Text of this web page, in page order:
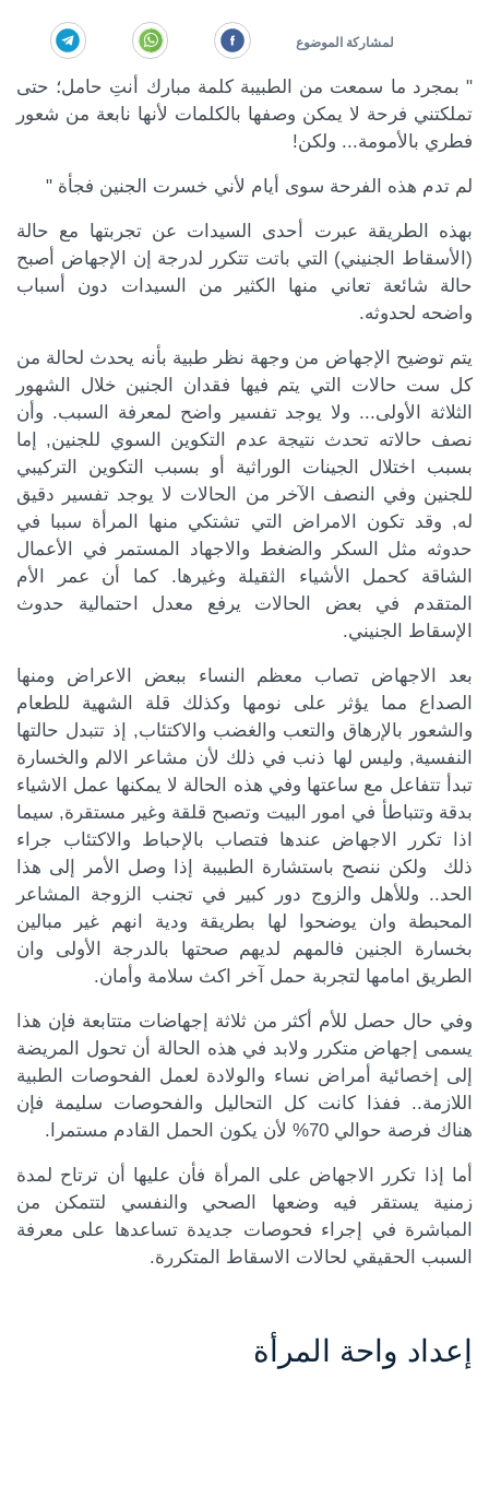
الموضوع
" بمجرد ما سمعت من الطبيبة كلمة مبارك أنتِ حامل؛ حتى
تملكتني فرحة لا يمكن وصفها بالكلمات لأنها نابعة من شعور
فطري بالأمومة... ولكن!
لم تدم هذه الفرحة سوى أيام لأني خسرت الجنين فجأة "
بهذه الطريقة عبرت أحدى السيدات عن تجربتها مع حالة
(الأسقاط الجنيني) التي باتت تتكرر لدرجة إن الإجهاض أصبح
حالة شائعة تعاني منها الكثير من السيدات دون أسباب
واضحه لحدوثه.
يتم توضيح الإجهاض من وجهة نظر طبية بأنه يحدث لحالة من
كل ست حالات التي يتم فيها فقدان الجنين خلال الشهور
الثلاثة الأولى... ولا يوجد تفسير واضح لمعرفة السبب. وأن
نصف حالاته تحدث نتيجة عدم التكوين السوي للجنين, إما
بسبب اختلال الجينات الوراثية أو بسبب التكوين التركيبي
للجنين وفي النصف الآخر من الحالات لا يوجد تفسير دقيق
له, وقد تكون الامراض التي تشتكي منها المرأة سببا في
حدوثه مثل السكر والضغط والاجهاد المستمر في الأعمال
الشاقة كحمل الأشياء الثقيلة وغيرها. كما أن عمر الأم
المتقدم في بعض الحالات يرفع معدل احتمالية حدوث
الإسقاط الجنيني.
بعد الاجهاض تصاب معظم النساء ببعض الاعراض ومنها
الصداع مما يؤثر على نومها وكذلك قلة الشهية للطعام
والشعور بالإرهاق والتعب والغضب والاكتئاب, إذ تتبدل حالتها
النفسية, وليس لها ذنب في ذلك لأن مشاعر الالم والخسارة
تبدأ تتفاعل مع ساعتها وفي هذه الحالة لا يمكنها عمل الاشياء
بدقة وتتباطأ في امور البيت وتصبح قلقة وغير مستقرة, سيما
اذا تكرر الاجهاض عندها فتصاب بالإحباط والاكتئاب جراء
ذلك ولكن ننصح باستشارة الطبيبة إذا وصل الأمر إلى هذا
الحد.. وللأهل والزوج دور كبير في تجنب الزوجة المشاعر
المحبطة وان يوضحوا لها بطريقة ودية انهم غير مبالين
بخسارة الجنين فالمهم لديهم صحتها بالدرجة الأولى وان
الطريق امامها لتجربة حمل آخر اكث سلامة وأمان.
وفي حال حصل للأم أكثر من ثلاثة إجهاضات متتابعة فإن هذا
يسمى إجهاض متكرر ولابد في هذه الحالة أن تحول المريضة
إلى إخصائية أمراض نساء والولادة لعمل الفحوصات الطبية
اللازمة.. ففذا كانت كل التحاليل والفحوصات سليمة فإن
هناك فرصة حوالي 70% لأن يكون الحمل القادم مستمرا.
أما إذا تكرر الاجهاض على المرأة فأن عليها أن ترتاح لمدة
زمنية يستقر فيه وضعها الصحي والنفسي لتتمكن من
المباشرة في إجراء فحوصات جديدة تساعدها على معرفة
السبب الحقيقي لحالات الاسقاط المتكررة.
إعداد واحة المرأة